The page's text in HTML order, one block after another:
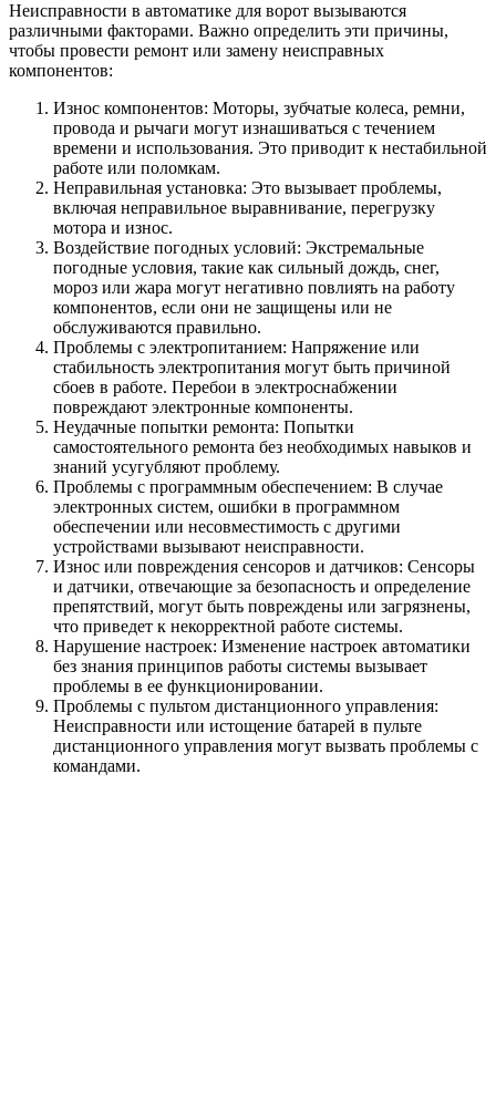
Неисправности в автоматике для ворот вызываются
различными факторами. Важно определить эти причины,
чтобы провести ремонт или замену неисправных
компонентов:
Износ компонентов: Моторы, зубчатые колеса, ремни,
провода и рычаги могут изнашиваться с течением
времени и использования. Это приводит к нестабильной
работе или поломкам.
Неправильная установка: Это вызывает проблемы,
включая неправильное выравнивание, перегрузку
мотора и износ.
Воздействие погодных условий: Экстремальные
погодные условия, такие как сильный дождь, снег,
мороз или жара могут негативно повлиять на работу
компонентов, если они не защищены или не
обслуживаются правильно.
Проблемы с электропитанием: Напряжение или
стабильность электропитания могут быть причиной
сбоев в работе. Перебои в электроснабжении
повреждают электронные компоненты.
Неудачные попытки ремонта: Попытки
самостоятельного ремонта без необходимых навыков и
знаний усугубляют проблему.
Проблемы с программным обеспечением: В случае
электронных систем, ошибки в программном
обеспечении или несовместимость с другими
устройствами вызывают неисправности.
Износ или повреждения сенсоров и датчиков: Сенсоры
и датчики, отвечающие за безопасность и определение
препятствий, могут быть повреждены или загрязнены,
что приведет к некорректной работе системы.
Нарушение настроек: Изменение настроек автоматики
без знания принципов работы системы вызывает
проблемы в ее функционировании.
Проблемы с пультом дистанционного управления:
Неисправности или истощение батарей в пульте
дистанционного управления могут вызвать проблемы с
командами.